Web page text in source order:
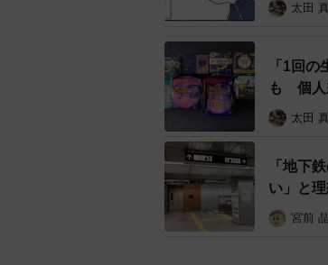
アンケ
この結果には多くのユー
太田
「1回
も 個人
太田
「地下
い」と
宮前